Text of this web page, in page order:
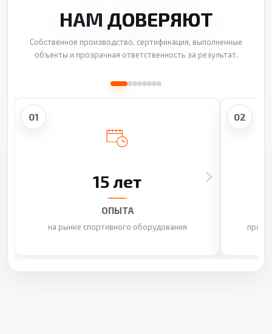
НАМ ДОВЕРЯЮТ
Собственное производство, сертификация, выполненные
объекты и прозрачная ответственность за результат.
01
15 лет
ОПЫТА
на рынке спортивного оборудования
02